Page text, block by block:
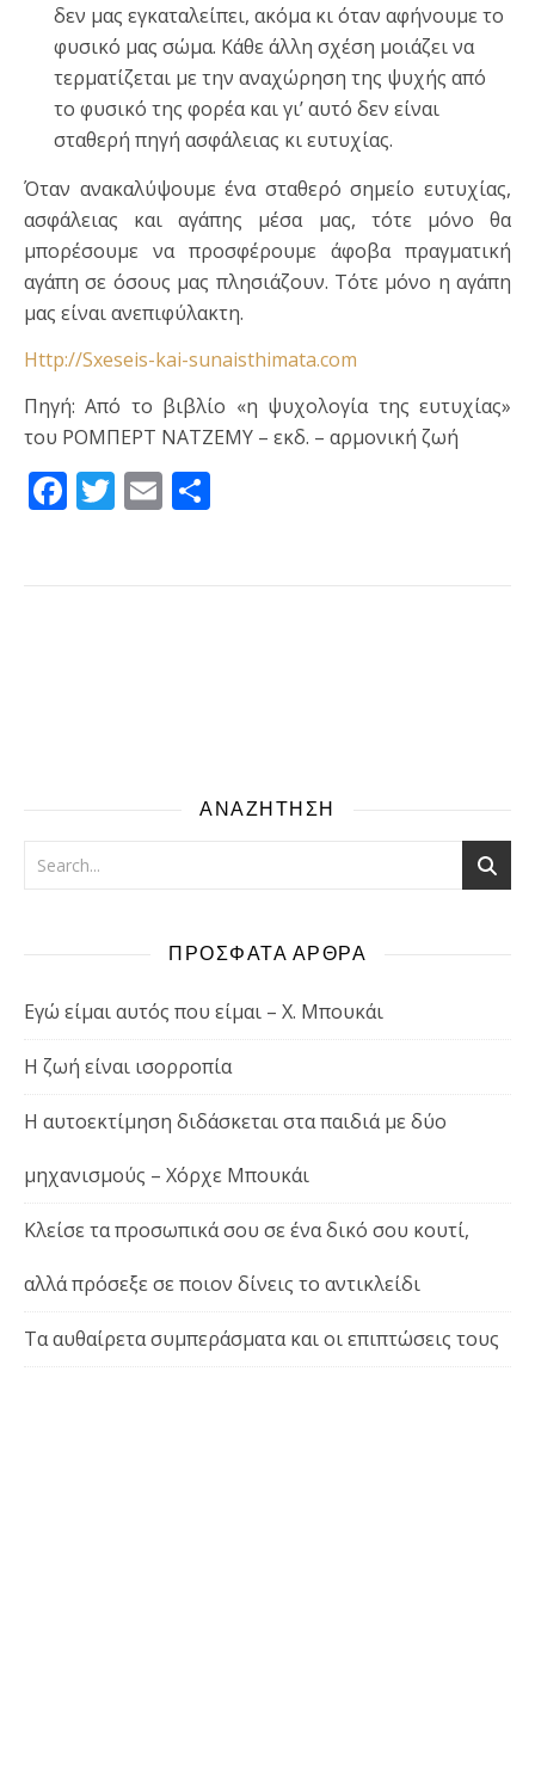
δεν μας εγκαταλείπει, ακόμα κι όταν αφήνουμε το
φυσικό μας σώμα. Κάθε άλλη σχέση μοιάζει να
τερματίζεται με την αναχώρηση της ψυχής από
το φυσικό της φορέα και γι’ αυτό δεν είναι
σταθερή πηγή ασφάλειας κι ευτυχίας.
Όταν ανακαλύψουμε ένα σταθερό σημείο ευτυχίας,
ασφάλειας και αγάπης μέσα μας, τότε μόνο θα
μπορέσουμε να προσφέρουμε άφοβα πραγματική
αγάπη σε όσους μας πλησιάζουν. Τότε μόνο η αγάπη
μας είναι ανεπιφύλακτη.
Http://Sxeseis-kai-sunaisthimata.com
Πηγή: Από το βιβλίο «η ψυχολογία της ευτυχίας»
του ΡΟΜΠΕΡΤ ΝΑΤΖΕΜΥ – εκδ. – αρμονική ζωή
Facebook
Twitter
Email
ΑΝΑΖΗΤΗΣΗ
ΠΡΟΣΦΑΤΑ ΑΡΘΡΑ
Εγώ είμαι αυτός που είμαι – Χ. Μπουκάι
Η ζωή είναι ισορροπία
Η αυτοεκτίμηση διδάσκεται στα παιδιά με δύο
μηχανισμούς – Χόρχε Μπουκάι
Κλείσε τα προσωπικά σου σε ένα δικό σου κουτί,
αλλά πρόσεξε σε ποιον δίνεις το αντικλείδι
Τα αυθαίρετα συμπεράσματα και οι επιπτώσεις τους